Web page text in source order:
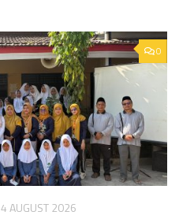
0
4 AUGUST 2026